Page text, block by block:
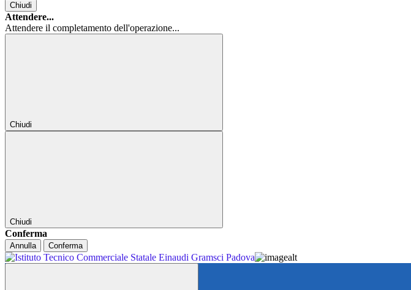
Chiudi
Attendere...
Attendere il completamento dell'operazione...
Chiudi
Chiudi
Conferma
Annulla Conferma